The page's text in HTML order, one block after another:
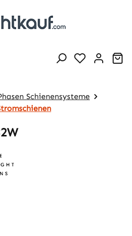
Schienensysteme